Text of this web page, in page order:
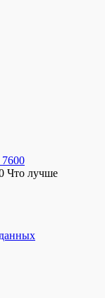
Что лучше